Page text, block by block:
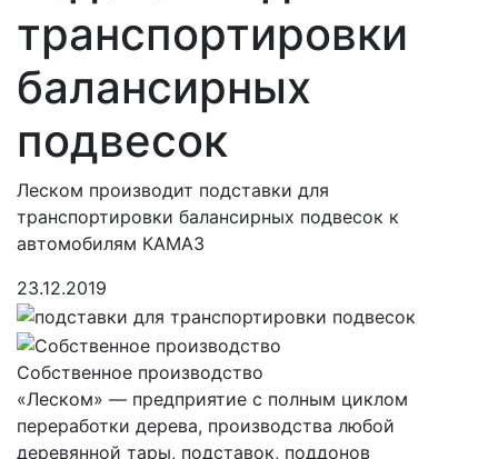
транспортировки
балансирных
подвесок
Леском производит подставки для
транспортировки балансирных подвесок к
автомобилям КАМАЗ
23.12.2019
Собственное производство
«Леском» — предприятие с полным циклом
переработки дерева, производства любой
деревянной тары, подставок, поддонов